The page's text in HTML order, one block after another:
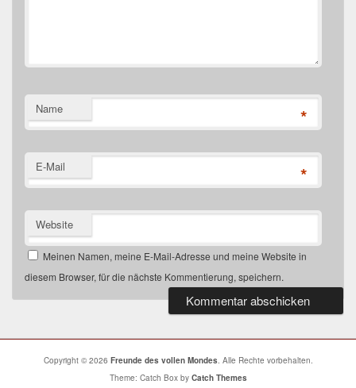
Name *
E-Mail *
Website
Meinen Namen, meine E-Mail-Adresse und meine Website in
diesem Browser, für die nächste Kommentierung, speichern.
Copyright © 2026 Freunde des vollen Mondes. Alle Rechte vorbehalten.
Theme: Catch Box by Catch Themes